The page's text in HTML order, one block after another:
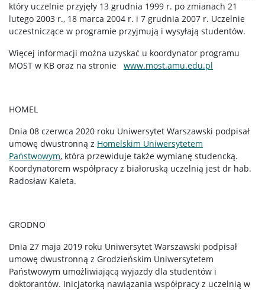
który uczelnie przyjęły 13 grudnia 1999 r. po zmianach 21
lutego 2003 r., 18 marca 2004 r. i 7 grudnia 2007 r. Uczelnie
uczestniczące w programie przyjmują i wysyłają studentów.
Więcej informacji można uzyskać u koordynator programu
MOST w KB oraz na stronie www.most.amu.edu.pl
HOMEL
Dnia 08 czerwca 2020 roku Uniwersytet Warszawski podpisał
umowę dwustronną z Homelskim Uniwersytetem
Państwowym, która przewiduje także wymianę studencką.
Koordynatorem współpracy z białoruską uczelnią jest dr hab.
Radosław Kaleta.
GRODNO
Dnia 27 maja 2019 roku Uniwersytet Warszawski podpisał
umowę dwustronną z Grodzieńskim Uniwersytetem
Państwowym umożliwiającą wyjazdy dla studentów i
doktorantów. Inicjatorką nawiązania współpracy z uczelnią w